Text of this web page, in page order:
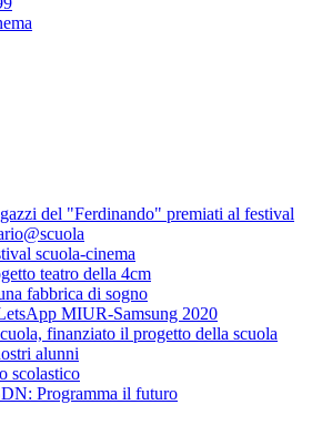
del "Ferdinando" premiati al festival
scuola-cinema
teatro della 4cm
fabbrica di sogno
MIUR-Samsung 2020
finanziato il progetto della scuola
alunni
scolastico
Programma il futuro